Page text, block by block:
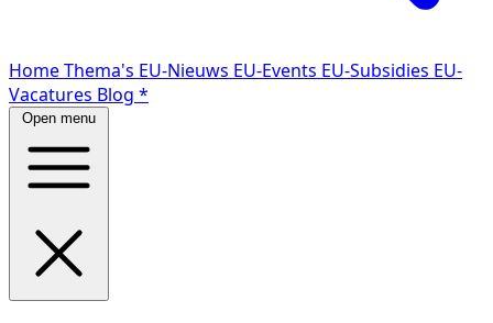
HomeThema's EU-Nieuws EU-Events EU-Subsidies EU-
Vacatures Blog *
Open menu